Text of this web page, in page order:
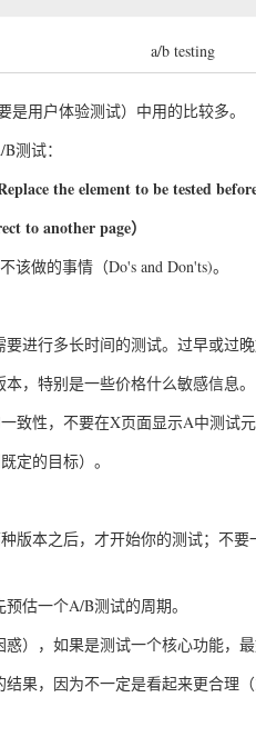
a/b testing
是用户体验测试）中用的比较多。
测试：
the element to be tested
to another page）
做的事情（Do's and Don'ts)。
进行多长时间的测试。过早或过晚
，特别是一些价格什么敏感信息。
致性，不要在X页面显示A中测试
定的目标）。
版本之后，才开始你的测试；不
估一个A/B测试的周期。
），如果是测试一个核心功能，最
果，因为不一定是看起来更合理